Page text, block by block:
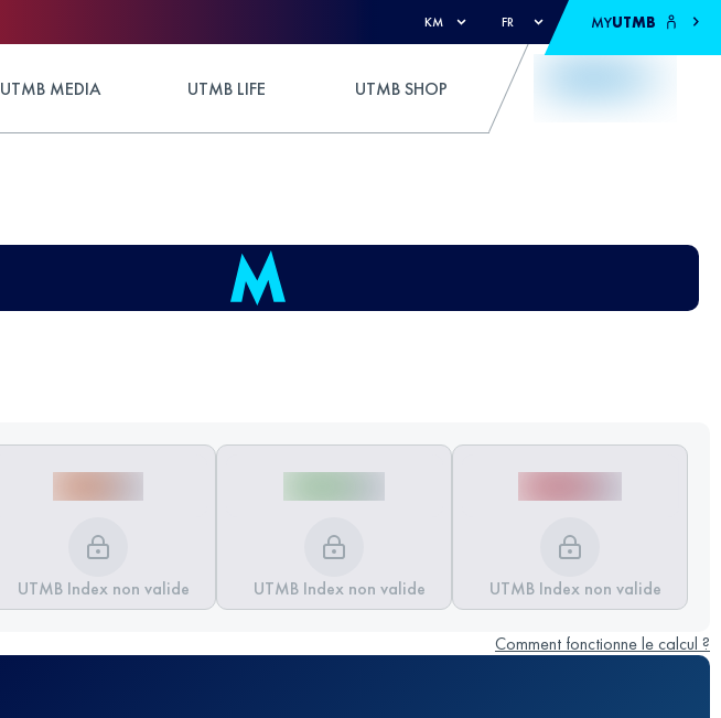
KM FR MYUTMB
UTMB MEDIA UTMB LIFE UTMB SHOP
UTMB Index non valide UTMB Index non valide UTMB Index non valide
Comment fonctionne le calcul ?